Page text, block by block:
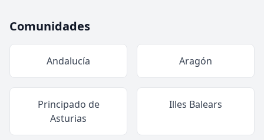
Comunidades
Andalucía Aragón
Principado de
Asturias
Illes Balears